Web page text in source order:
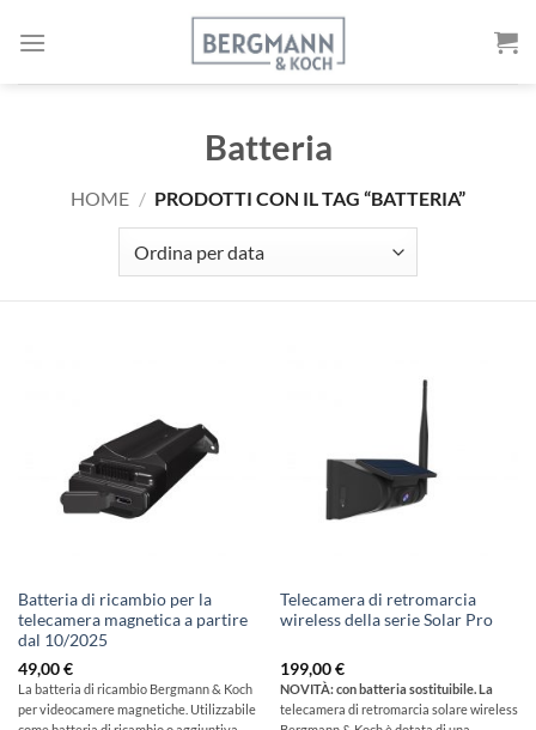
Batteria
HOME / PRODOTTI CON IL TAG “BATTERIA”
Batteria di ricambio per la
telecamera magnetica a partire
dal 10/2025
49,00€
La batteria di ricambio Bergmann & Koch
per videocamere magnetiche. Utilizzabile
Telecamera di retromarcia
wireless della serie Solar Pro
199,00€
NOVITÀ: con batteria sostituibile. La
telecamera di retromarcia solare wireless